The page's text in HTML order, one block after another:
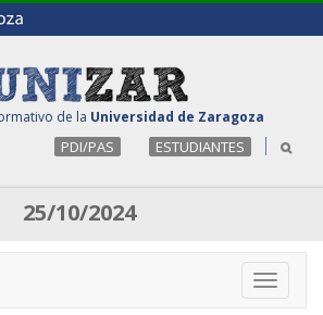
de la Universidad de Zaragoza
PDI/PAS ESTUDIANTES
25/10/2024
Toggle